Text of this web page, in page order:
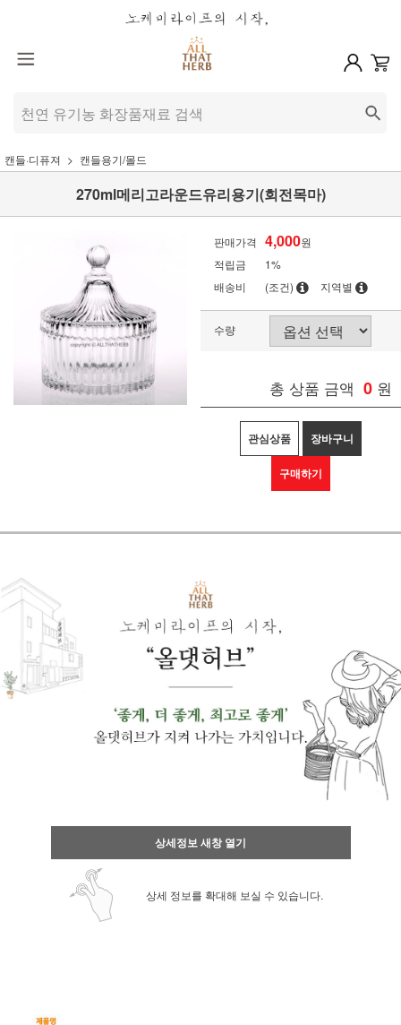
캔들·디퓨져 캔들용기/몰드
270ml메리고라운드유리용기(회전목마)
판매가격 4,000원
적립금
1%
배송비
(조건) 지역별
수량
총 상품 금액 0 원
관심상품 장바구니
구매하기
상세정보 새창 열기
상세 정보를 확대해 보실 수 있습니다.